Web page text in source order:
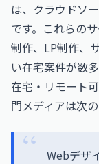
は、クラウドソ
です。これらの
制作、LP制作、
い在宅案件が数
在宅・リモート
門メディアは次
Webデザ